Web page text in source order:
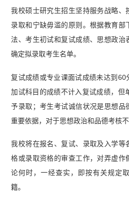
我校硕士研究生招生坚持服务战略、
录取和宁缺毋滥的原则。根据教育部
法、考生初试和复试成绩、思想政治
确定拟录取考生名单。
复试成绩或专业课面试成绩未达到60
加试科目的成绩不计入复试成绩，但
予录取；考生考试诚信状况是思想品
重要依据，对于思想政治和品德考核
我校将在报名、复试、录取及入学等
格或录取资格的审查工作，对弄虚作
论何时，一经查实，即按有关规定
籍。